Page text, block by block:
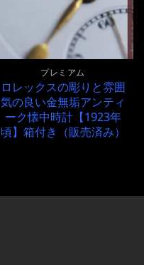
プレミアム
ロレックスの彫りと雰囲
気の良い金無垢アンティ
ーク懐中時計【1923年
頃】箱付き（販売済み）